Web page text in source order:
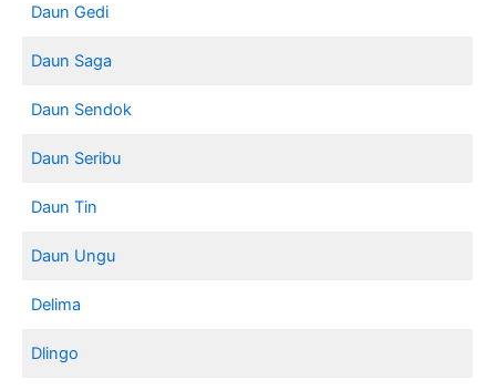
Daun Gedi
Daun Saga
Daun Sendok
Daun Seribu
Daun Tin
Daun Ungu
Delima
Dlingo